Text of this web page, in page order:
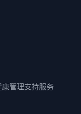
管理支持服务